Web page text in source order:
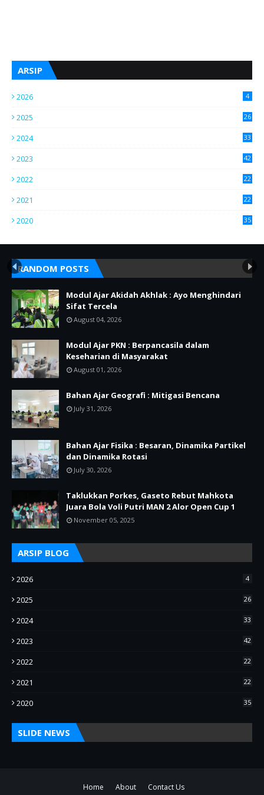
ARSIP
2026 4
2025 26
2024 33
2023 42
2022 22
2021 22
2020 35
RANDOM POSTS
Modul Ajar Akidah Akhlak : Ayo Menghindari
Sifat Tercela
August 04, 2026
Modul Ajar PKN : Berpancasila dalam
Keseharian di Masyarakat
August 01, 2026
Bahan Ajar Geografi : Mitigasi Bencana
July 31, 2026
Bahan Ajar Fisika : Besaran, Dinamika Partikel
dan Dinamika Rotasi
July 30, 2026
Taklukkan Porkes, Gaseto Rebut Mahkota
Juara Bola Voli Putri MAN 2 Alor Open Cup 1
November 05, 2025
ARSIP BLOG
2026 4
2025 26
2024 33
2023 42
2022 22
2021 22
2020 35
SLIDE NEWS
Home About Contact Us